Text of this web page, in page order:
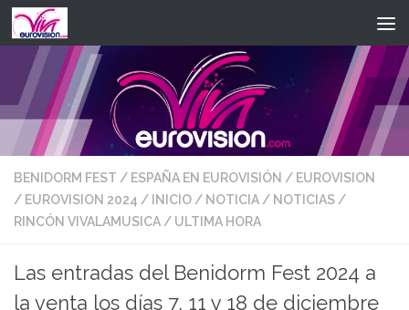
Saltar al contenido
BENIDORM FEST / ESPAÑA EN EUROVISIÓN / EUROVISION
/ EUROVISION 2024 / INICIO/ NOTICIA/ NOTICIAS/
RINCÓN VIVALAMUSICA/ ULTIMA HORA
Las entradas del Benidorm Fest 2024 a
la venta los días 7, 11 y 18 de diciembre